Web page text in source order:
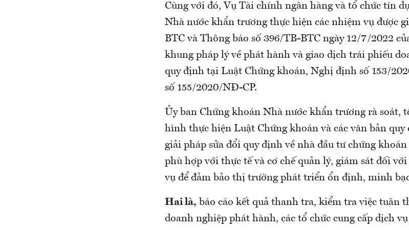
Cùng với đó, Vụ Tài chính ngân hàng và tổ chức tín
Nhà nước khẩn trương thực hiện các nhiệm vụ được
BTC và Thông báo số 396/TB-BTC ngày 12/7/2022
khung pháp lý về phát hành và giao dịch trái phiếu
quy định tại Luật Chứng khoán, Nghị định số 153/
số 155/2020/NĐ-CP.
Ủy ban Chứng khoán Nhà nước khẩn trương rà soát,
hình thực hiện Luật Chứng khoán và các văn bản quy
giải pháp sửa đổi quy định về nhà đầu tư chứng
phù hợp với thực tế và cơ chế quản lý, giám sát đối
vụ để đảm bảo thị trường phát triển ổn định, minh
Hai là, báo cáo kết quả thanh tra, kiểm tra việc tuân
doanh nghiệp phát hành, các tổ chức cung cấp dịch